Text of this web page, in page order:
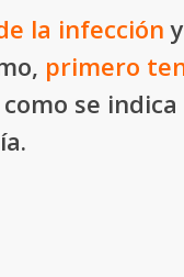
la infección
primero
como se